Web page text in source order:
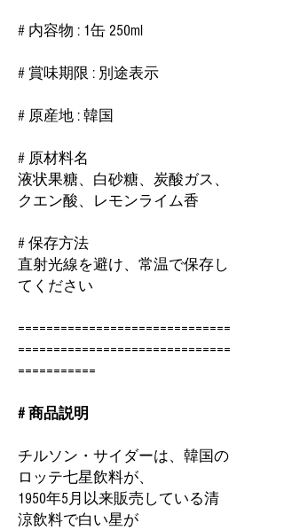
# 内容物 : 1缶 250ml
# 賞味期限 : 別途表示
# 原産地 : 韓国
# 原材料名
液状果糖、白砂糖、炭酸ガス、
クエン酸、レモンライム香
# 保存方法
直射光線を避け、常温で保存し
てください
==============================
==============================
===========
# 商品説明
チルソン・サイダーは、韓国の
ロッテ七星飲料が、
1950年5月以来販売している清
涼飲料で白い星が